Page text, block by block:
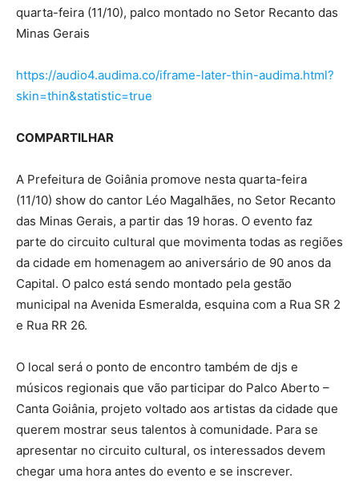
quarta-feira (11/10), palco montado no Setor Recanto das
Minas Gerais
https://audio4.audima.co/iframe-later-thin-audima.html?
skin=thin&statistic=true
COMPARTILHAR
A Prefeitura de Goiânia promove nesta quarta-feira
(11/10) show do cantor Léo Magalhães, no Setor Recanto
das Minas Gerais, a partir das 19 horas. O evento faz
parte do circuito cultural que movimenta todas as regiões
da cidade em homenagem ao aniversário de 90 anos da
Capital. O palco está sendo montado pela gestão
municipal na Avenida Esmeralda, esquina com a Rua SR 2
e Rua RR 26.
O local será o ponto de encontro também de djs e
músicos regionais que vão participar do Palco Aberto –
Canta Goiânia, projeto voltado aos artistas da cidade que
querem mostrar seus talentos à comunidade. Para se
apresentar no circuito cultural, os interessados devem
chegar uma hora antes do evento e se inscrever.